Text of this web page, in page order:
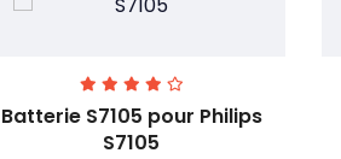
Batterie S7105 pour Philips
S7105